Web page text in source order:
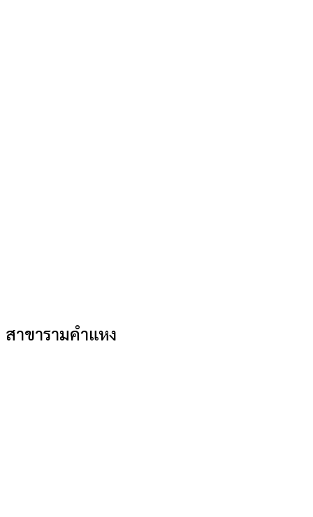
สาขารามคำแหง